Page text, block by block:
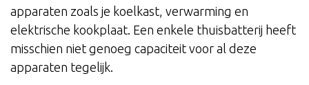
apparaten zoals je koelkast, verwarming en
elektrische kookplaat. Een enkele thuisbatterij heeft
misschien niet genoeg capaciteit voor al deze
apparaten tegelijk.